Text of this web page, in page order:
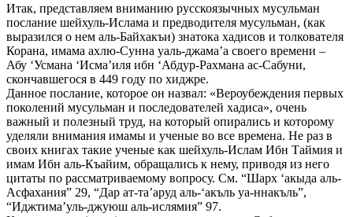
Итак, представляем вниманию русскоязычных мусульман
послание шейхуль-Ислама и предводителя мусульман, (как
выразился о нем аль-Байхакъи) знатока хадисов и толкователя
Корана, имама ахлю-Сунна уаль-джама’а своего времени –
Абу ‘Усмана ‘Исма’иля ибн ‘Абдур-Рахмана ас-Сабуни,
скончавшегося в 449 году по хиджре.
Данное послание, которое он назвал: «Вероубеждения первых
поколений мусульман и последователей хадиса», очень
важный и полезный труд, на который опирались и которому
уделяли внимания имамы и ученые во все времена. Не раз в
своих книгах такие ученые как шейхуль-Ислам Ибн Таймия и
имам Ибн аль-Къайим, обращались к нему, приводя из него
цитаты по рассматриваемому вопросу. См. “Шарх ‘акыда аль-
Асфахания” 29, “Дар ат-та’аруд аль-‘акъль уа-ннакъль”,
“Иджтима’уль-джуюш аль-ислямия” 97.